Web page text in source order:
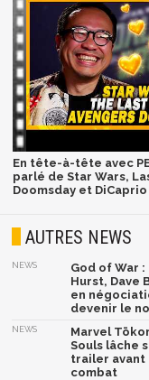
En tête-à-tête avec
parlé de Star Wars,
Doomsday et DiCaprio
AUTRES NEWS
NEWS
God of War :
Hurst, Dave
en
devenir le
NEWS
Marvel
Souls lâche
trailer avant
combat